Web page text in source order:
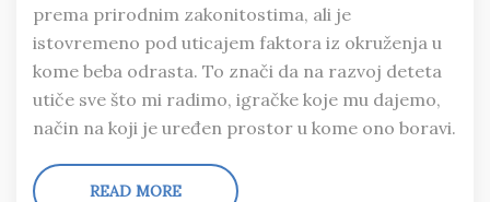
prema prirodnim zakonitostima, ali je
istovremeno pod uticajem faktora iz okruženja u
kome beba odrasta. To znači da na razvoj deteta
utiče sve što mi radimo, igračke koje mu dajemo,
način na koji je uređen prostor u kome ono boravi.
READ MORE